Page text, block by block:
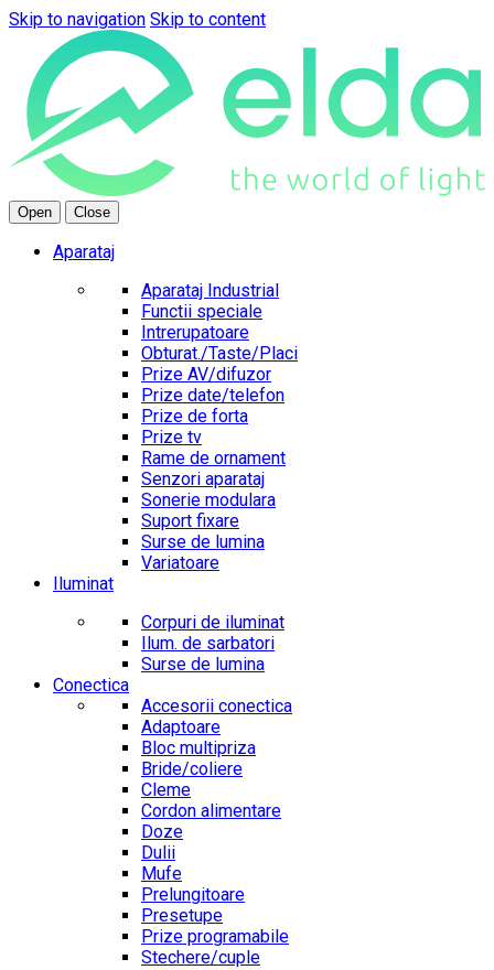
Skip to navigation Skip to content
Open Close
Aparataj
Aparataj Industrial
Functii speciale
Intrerupatoare
Obturat./Taste/Placi
Prize AV/difuzor
Prize date/telefon
Prize de forta
Prize tv
Rame de ornament
Senzori aparataj
Sonerie modulara
Suport fixare
Surse de lumina
Variatoare
Iluminat
Corpuri de iluminat
Ilum. de sarbatori
Surse de lumina
Conectica
Accesorii conectica
Adaptoare
Bloc multipriza
Bride/coliere
Cleme
Cordon alimentare
Doze
Dulii
Mufe
Prelungitoare
Presetupe
Prize programabile
Stechere/cuple